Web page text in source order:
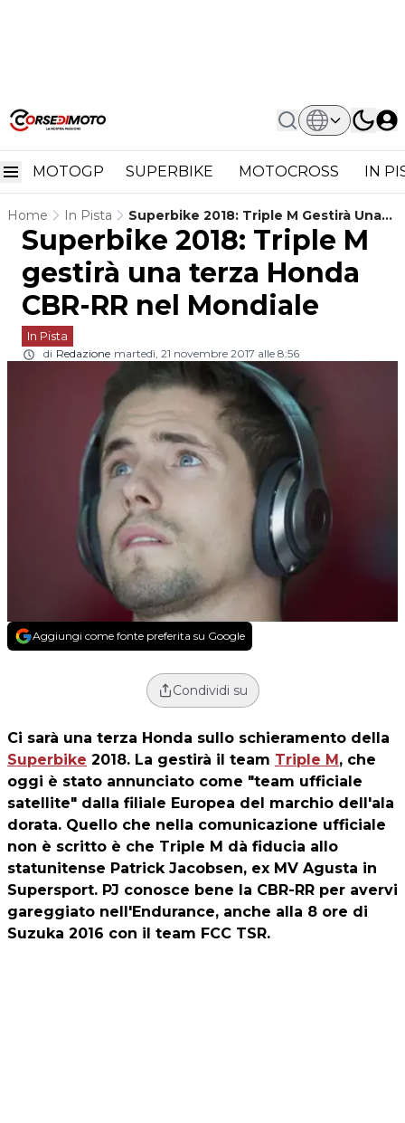
MOTOGP SUPERBIKE MOTOCROSS IN
Home In Pista
Superbike 2018: Triple M Gestirà Una
Terza Honda CBR-RR Nel Mondiale
Superbike 2018: Triple M
gestirà una terza Honda
CBR-RR nel Mondiale
In Pista
di Redazione martedì, 21 novembre 2017 alle 8:56
Aggiungi come fonte preferita su Google
Condividi su
Ci sarà una terza Honda sullo schieramento della
Superbike 2018. La gestirà il team Triple M, che
oggi è stato annunciato come "team ufficiale
satellite" dalla filiale Europea del marchio dell'ala
dorata. Quello che nella comunicazione ufficiale
non è scritto è che Triple M dà fiducia allo
statunitense Patrick Jacobsen, ex MV Agusta in
Supersport. PJ conosce bene la CBR-RR per avervi
gareggiato nell'Endurance, anche alla 8 ore di
Suzuka 2016 con il team FCC TSR.